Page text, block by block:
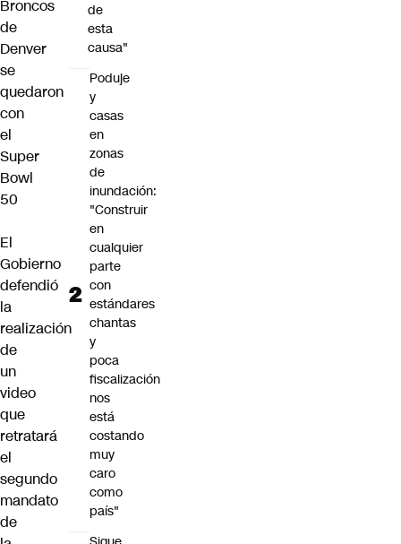
Broncos
de
Denver
se
quedaron
con
el
Super
Bowl
50
El
Gobierno
defendió
la
realización
de
un
video
que
retratará
el
segundo
mandato
de
de
esta
causa"
Poduje
y
casas
en
zonas
de
inundación:
"Construir
en
cualquier
parte
con
estándares
chantas
y
poca
fiscalización
nos
está
costando
muy
caro
como
país"